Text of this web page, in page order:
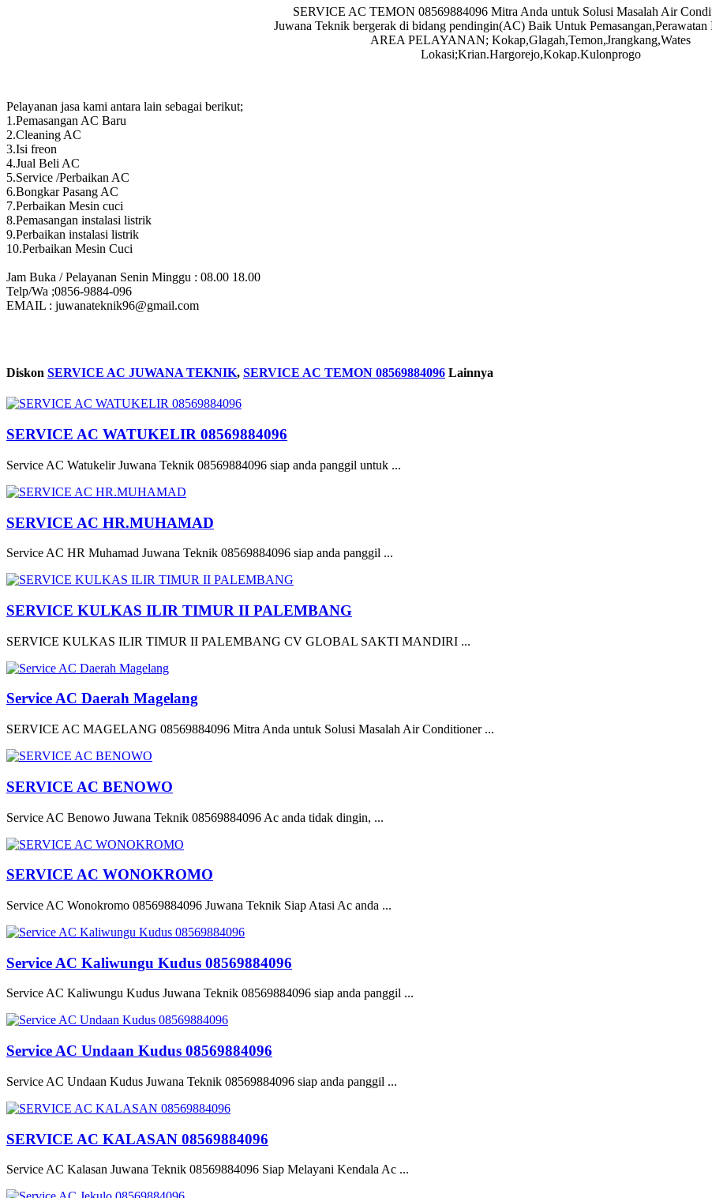
SERVICE AC TEMON 08569884096 Mitra Anda untuk Solusi Masalah Air
Juwana Teknik bergerak di bidang pendingin(AC) Baik Untuk Pemasangan,Perawatan
AREA PELAYANAN; Kokap,Glagah,Temon,Jrangkang,Wates
Lokasi;Krian.Hargorejo,Kokap.Kulonprogo
Pelayanan jasa kami antara lain sebagai berikut;
1.Pemasangan AC Baru
2.Cleaning AC
3.Isi freon
4.Jual Beli AC
5.Service /Perbaikan AC
6.Bongkar Pasang AC
7.Perbaikan Mesin cuci
8.Pemasangan instalasi listrik
9.Perbaikan instalasi listrik
10.Perbaikan Mesin Cuci
Jam Buka / Pelayanan Senin Minggu : 08.00 18.00
Telp/Wa ;0856-9884-096
EMAIL : juwanateknik96@gmail.com
Diskon SERVICE AC JUWANA TEKNIK, SERVICE AC TEMON 08569884096 Lainnya
SERVICE AC WATUKELIR 08569884096
Service AC Watukelir Juwana Teknik 08569884096 siap anda panggil untuk ...
SERVICE AC HR.MUHAMAD
Service AC HR Muhamad Juwana Teknik 08569884096 siap anda panggil ...
SERVICE KULKAS ILIR TIMUR II PALEMBANG
SERVICE KULKAS ILIR TIMUR II PALEMBANG CV GLOBAL SAKTI MANDIRI ...
Service AC Daerah Magelang
SERVICE AC MAGELANG 08569884096 Mitra Anda untuk Solusi Masalah Air Conditioner ...
SERVICE AC BENOWO
Service AC Benowo Juwana Teknik 08569884096 Ac anda tidak dingin, ...
SERVICE AC WONOKROMO
Service AC Wonokromo 08569884096 Juwana Teknik Siap Atasi Ac anda ...
Service AC Kaliwungu Kudus 08569884096
Service AC Kaliwungu Kudus Juwana Teknik 08569884096 siap anda panggil ...
Service AC Undaan Kudus 08569884096
Service AC Undaan Kudus Juwana Teknik 08569884096 siap anda panggil ...
SERVICE AC KALASAN 08569884096
Service AC Kalasan Juwana Teknik 08569884096 Siap Melayani Kendala Ac ...